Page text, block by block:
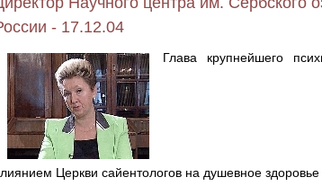
- 17.12.04
Глава крупнейшего
Церкви сайентологов на душевное